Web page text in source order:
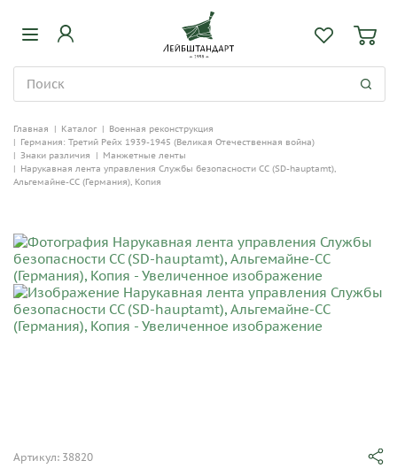
Главная | Каталог | Военная реконструкция
| Германия: Третий Рейх 1939-1945 (Великая Отечественная война)
| Знаки различия | Манжетные ленты
| Нарукавная лента управления Службы безопасности СС (SD-hauptamt),
Альгемайне-СС (Германия), Копия
Артикул: 38820